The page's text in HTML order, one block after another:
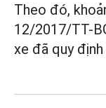
Theo đó,
12/2017/TT-
xe đã quy định